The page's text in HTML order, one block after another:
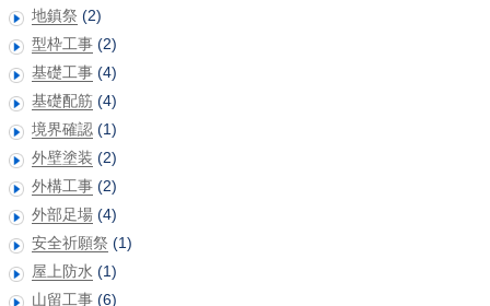
地鎮祭 (2)
型枠工事 (2)
基礎工事 (4)
基礎配筋 (4)
境界確認 (1)
外壁塗装 (2)
外構工事 (2)
外部足場 (4)
安全祈願祭 (1)
屋上防水 (1)
山留工事 (6)